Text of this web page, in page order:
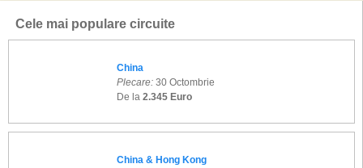
Cele mai populare circuite
China
Plecare: 30 Octombrie
De la 2.345 Euro
China & Hong Kong